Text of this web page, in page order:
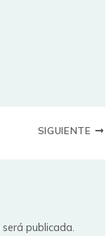
SIGUIENTE
publicada.